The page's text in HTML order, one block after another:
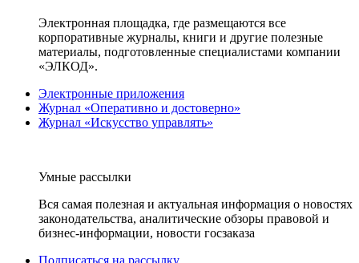
Электронная площадка, где размещаются все
корпоративные журналы, книги и другие полезные
материалы, подготовленные специалистами компании
«ЭЛКОД».
Электронные приложения
Журнал «Оперативно и достоверно»
Журнал «Искусство управлять»
Умные рассылки
Вся самая полезная и актуальная информация о новостях
законодательства, аналитические обзоры правовой и
бизнес-информации, новости госзаказа
Подписаться на рассылку